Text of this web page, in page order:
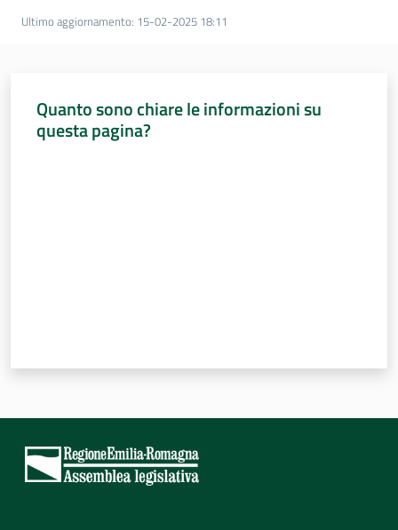
Ultimo aggiornamento: 15-02-2025 18:11
Quanto sono chiare le informazioni su
questa pagina?